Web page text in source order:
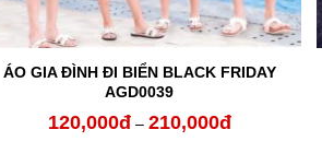
ÁO GIA ĐÌNH ĐI BIỂN BLACK FRIDAY
AGD0039
120,000đ – 210,000đKhoảng